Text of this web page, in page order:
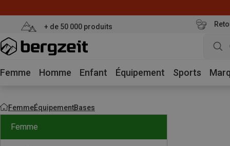
+ de 50 000 produits
Femme Homme Enfant Équipement Sports
FemmeÉquipementBases
Femme